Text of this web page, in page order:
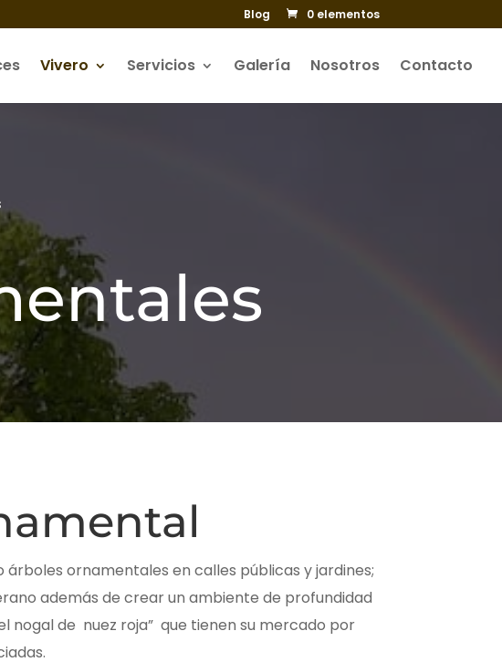
Blog 0 elementos
Vivero Servicios Galería Nosotros Contacto
ornamentales en calles públicas y jardines;
además de crear un ambiente de profundidad
nogal de nuez roja” que tienen su mercado por